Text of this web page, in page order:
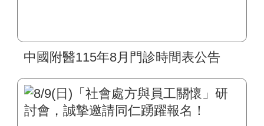
中國附醫115年8月門診時間表公告